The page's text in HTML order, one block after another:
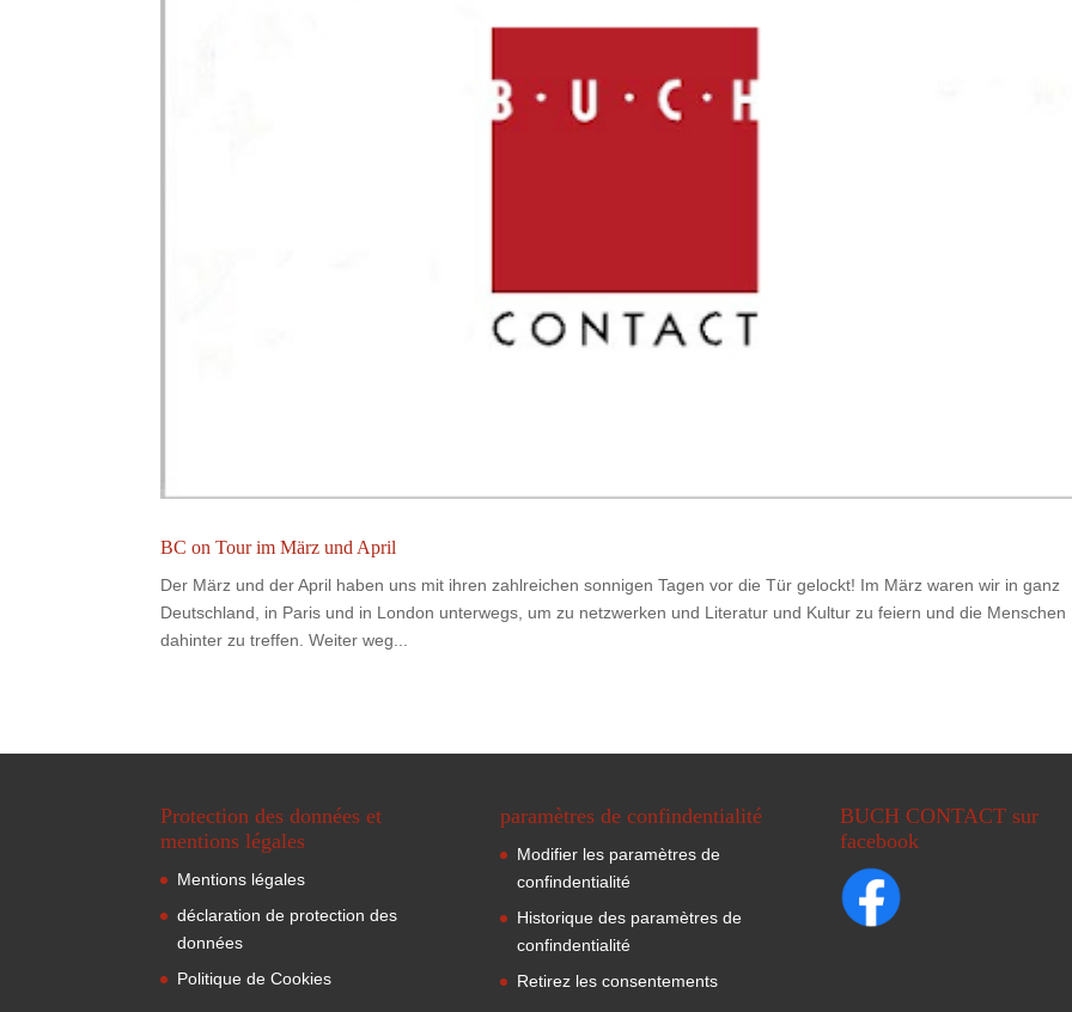
BC on Tour im März und April
Der März und der April haben uns mit ihren zahlreichen sonnigen Tagen vor die Tür gelockt! Im März waren wir in ganz
Deutschland, in Paris und in London unterwegs, um zu netzwerken und Literatur und Kultur zu feiern und die Menschen
dahinter zu treffen. Weiter weg...
Protection des données et
mentions légales
Mentions légales
déclaration de protection des
données
Politique de Cookies
paramètres de confindentialité
Modifier les paramètres de
confindentialité
Historique des paramètres de
confindentialité
Retirez les consentements
BUCH CONTACT sur
facebook